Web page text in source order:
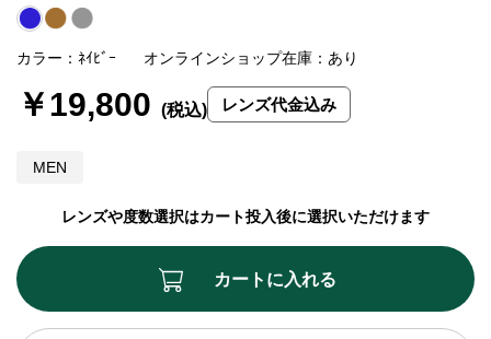
MEN
カラー：ﾈｲﾋﾞｰ オンラインショップ在庫：あり
レンズや度数選択はカート投入後に選択いただけます
￥19,800 レンズ代金込み
カートに入れる